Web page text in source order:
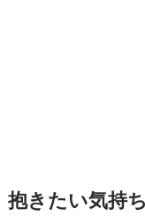
抱きたい気持